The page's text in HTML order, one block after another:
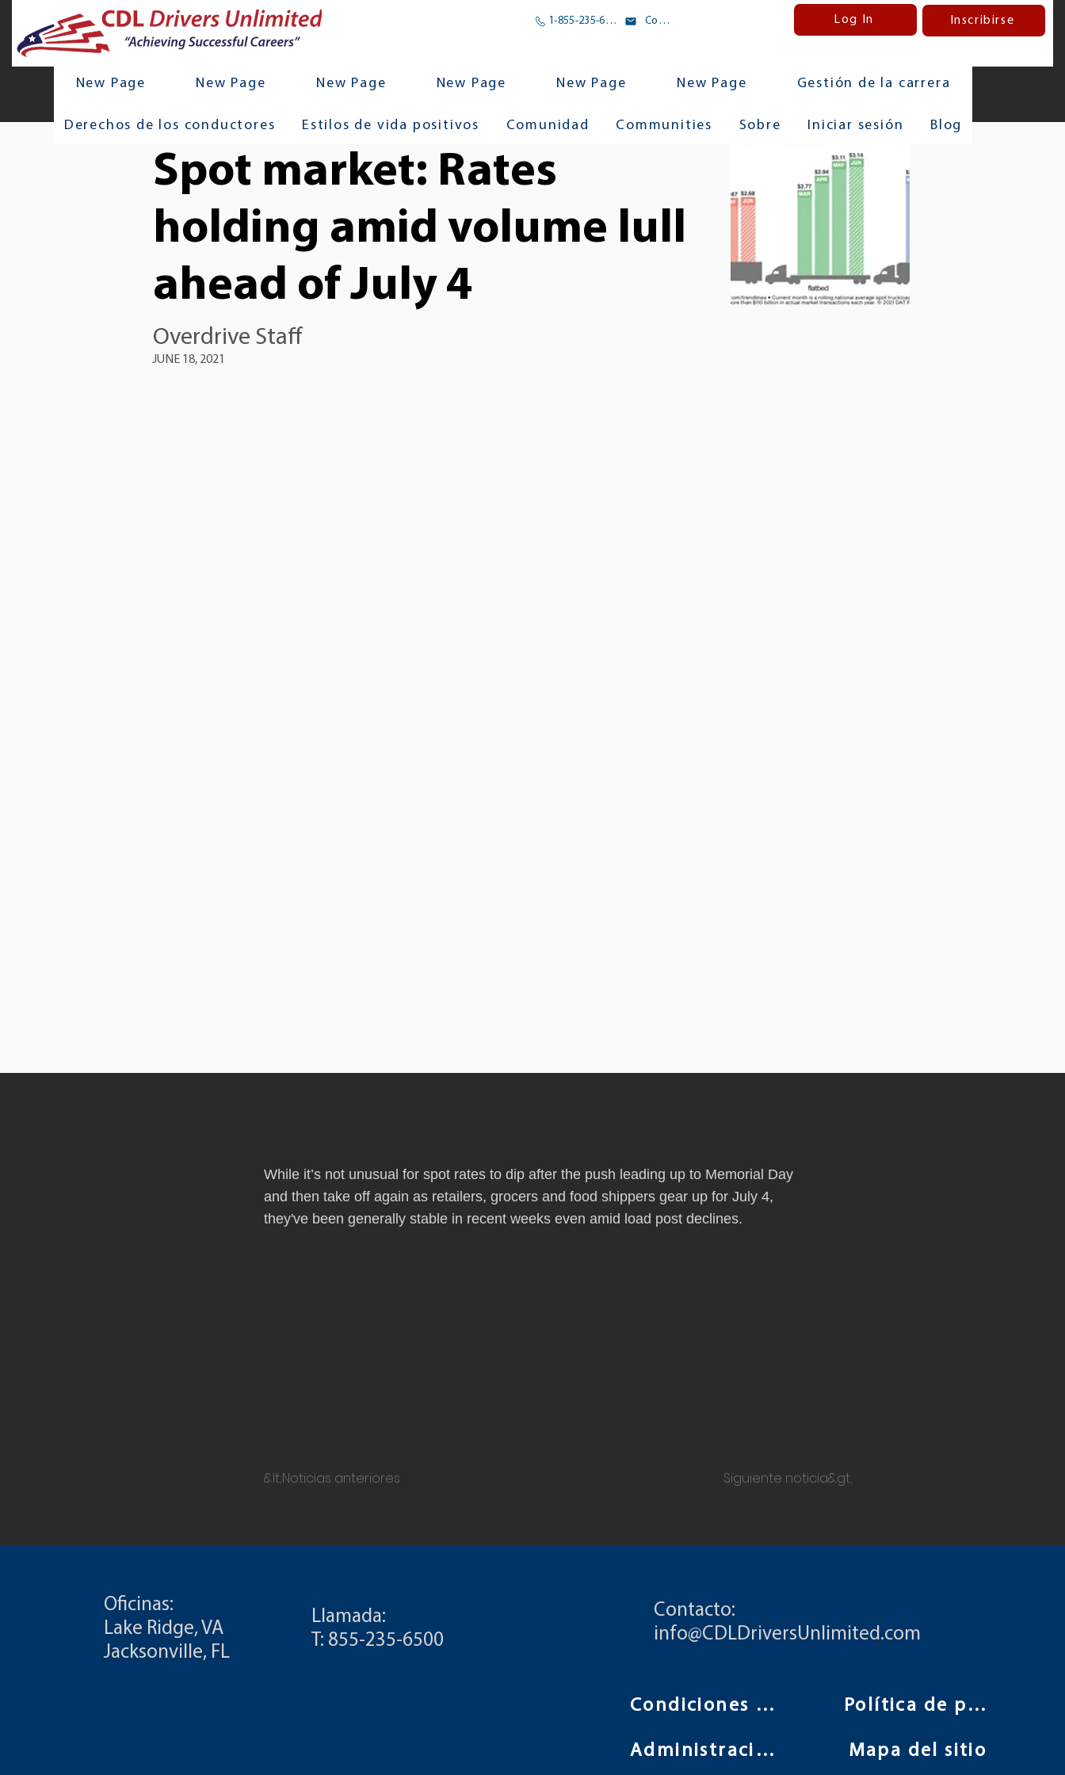
1-855-235-6500 Correo electrónico Log In Inscribirse
New Page New Page New Page New Page New Page New Page Gestión de la carrera
Derechos de los conductores Estilos de vida positivos Comunidad Communities Sobre Iniciar sesión Blog
While it’s not unusual for spot rates to dip after the push leading up to Memorial Day
and then take off again as retailers, grocers and food shippers gear up for July 4,
they've been generally stable in recent weeks even amid load post declines.
&lt;Noticias anteriores Siguiente noticia&gt;
Spot market: Rates
holding amid volume lull
ahead of July 4
Overdrive Staff
JUNE 18, 2021
Oficinas:
Lake Ridge, VA
Jacksonville, FL
Llamada:
T: 855-235-6500
Contacto:
info@CDLDriversUnlimited.com
Condiciones de uso
Administración
Política de privacidad
Mapa del sitio